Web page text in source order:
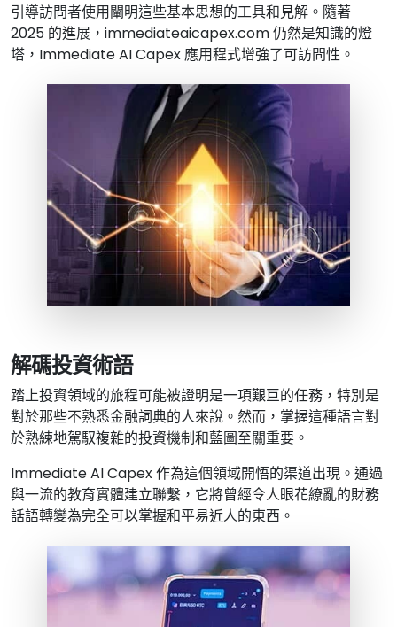
引導訪問者使用闡明這些基本思想的工具和見解。隨著
2025 的進展，immediateaicapex.com 仍然是知識的燈
塔，Immediate AI Capex 應用程式增強了可訪問性。
解碼投資術語
踏上投資領域的旅程可能被證明是一項艱巨的任務，特別是
對於那些不熟悉金融詞典的人來說。然而，掌握這種語言對
於熟練地駕馭複雜的投資機制和藍圖至關重要。
Immediate AI Capex 作為這個領域開悟的渠道出現。通過
與一流的教育實體建立聯繫，它將曾經令人眼花繚亂的財務
話語轉變為完全可以掌握和平易近人的東西。